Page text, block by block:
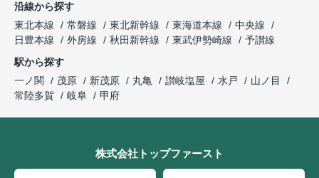
沿線から探す
東北本線
常磐線 東北新幹線 東海道本線
中央線
日豊本線
外房線 秋田新幹線 東武伊勢崎線
予讃線
駅から探す
一ノ関
茂原 新茂原 丸亀 讃岐塩屋 水戸
山ノ目
常陸多賀
岐阜 甲府
株式会社トップファースト